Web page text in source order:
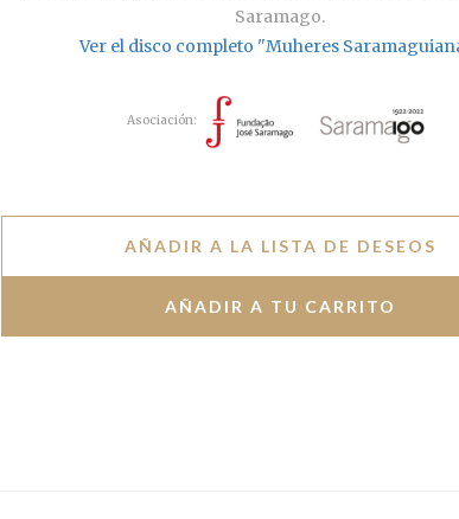
Saramago.
Ver el disco completo "Muheres
Asociación:
AÑADIR A LA LISTA DE DESEOS